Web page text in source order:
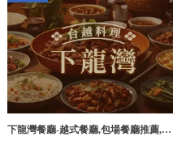
下龍灣餐廳-越式餐廳,包場餐廳推薦,台